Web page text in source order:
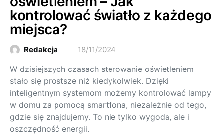
kontrolować światło z każdego
miejsca?
Redakcja 18/11/2024
W dzisiejszych czasach sterowanie oświetleniem
stało się prostsze niż kiedykolwiek. Dzięki
inteligentnym systemom możemy kontrolować lampy
w domu za pomocą smartfona, niezależnie od tego,
gdzie się znajdujemy. To nie tylko wygoda, ale i
oszczędność energii.